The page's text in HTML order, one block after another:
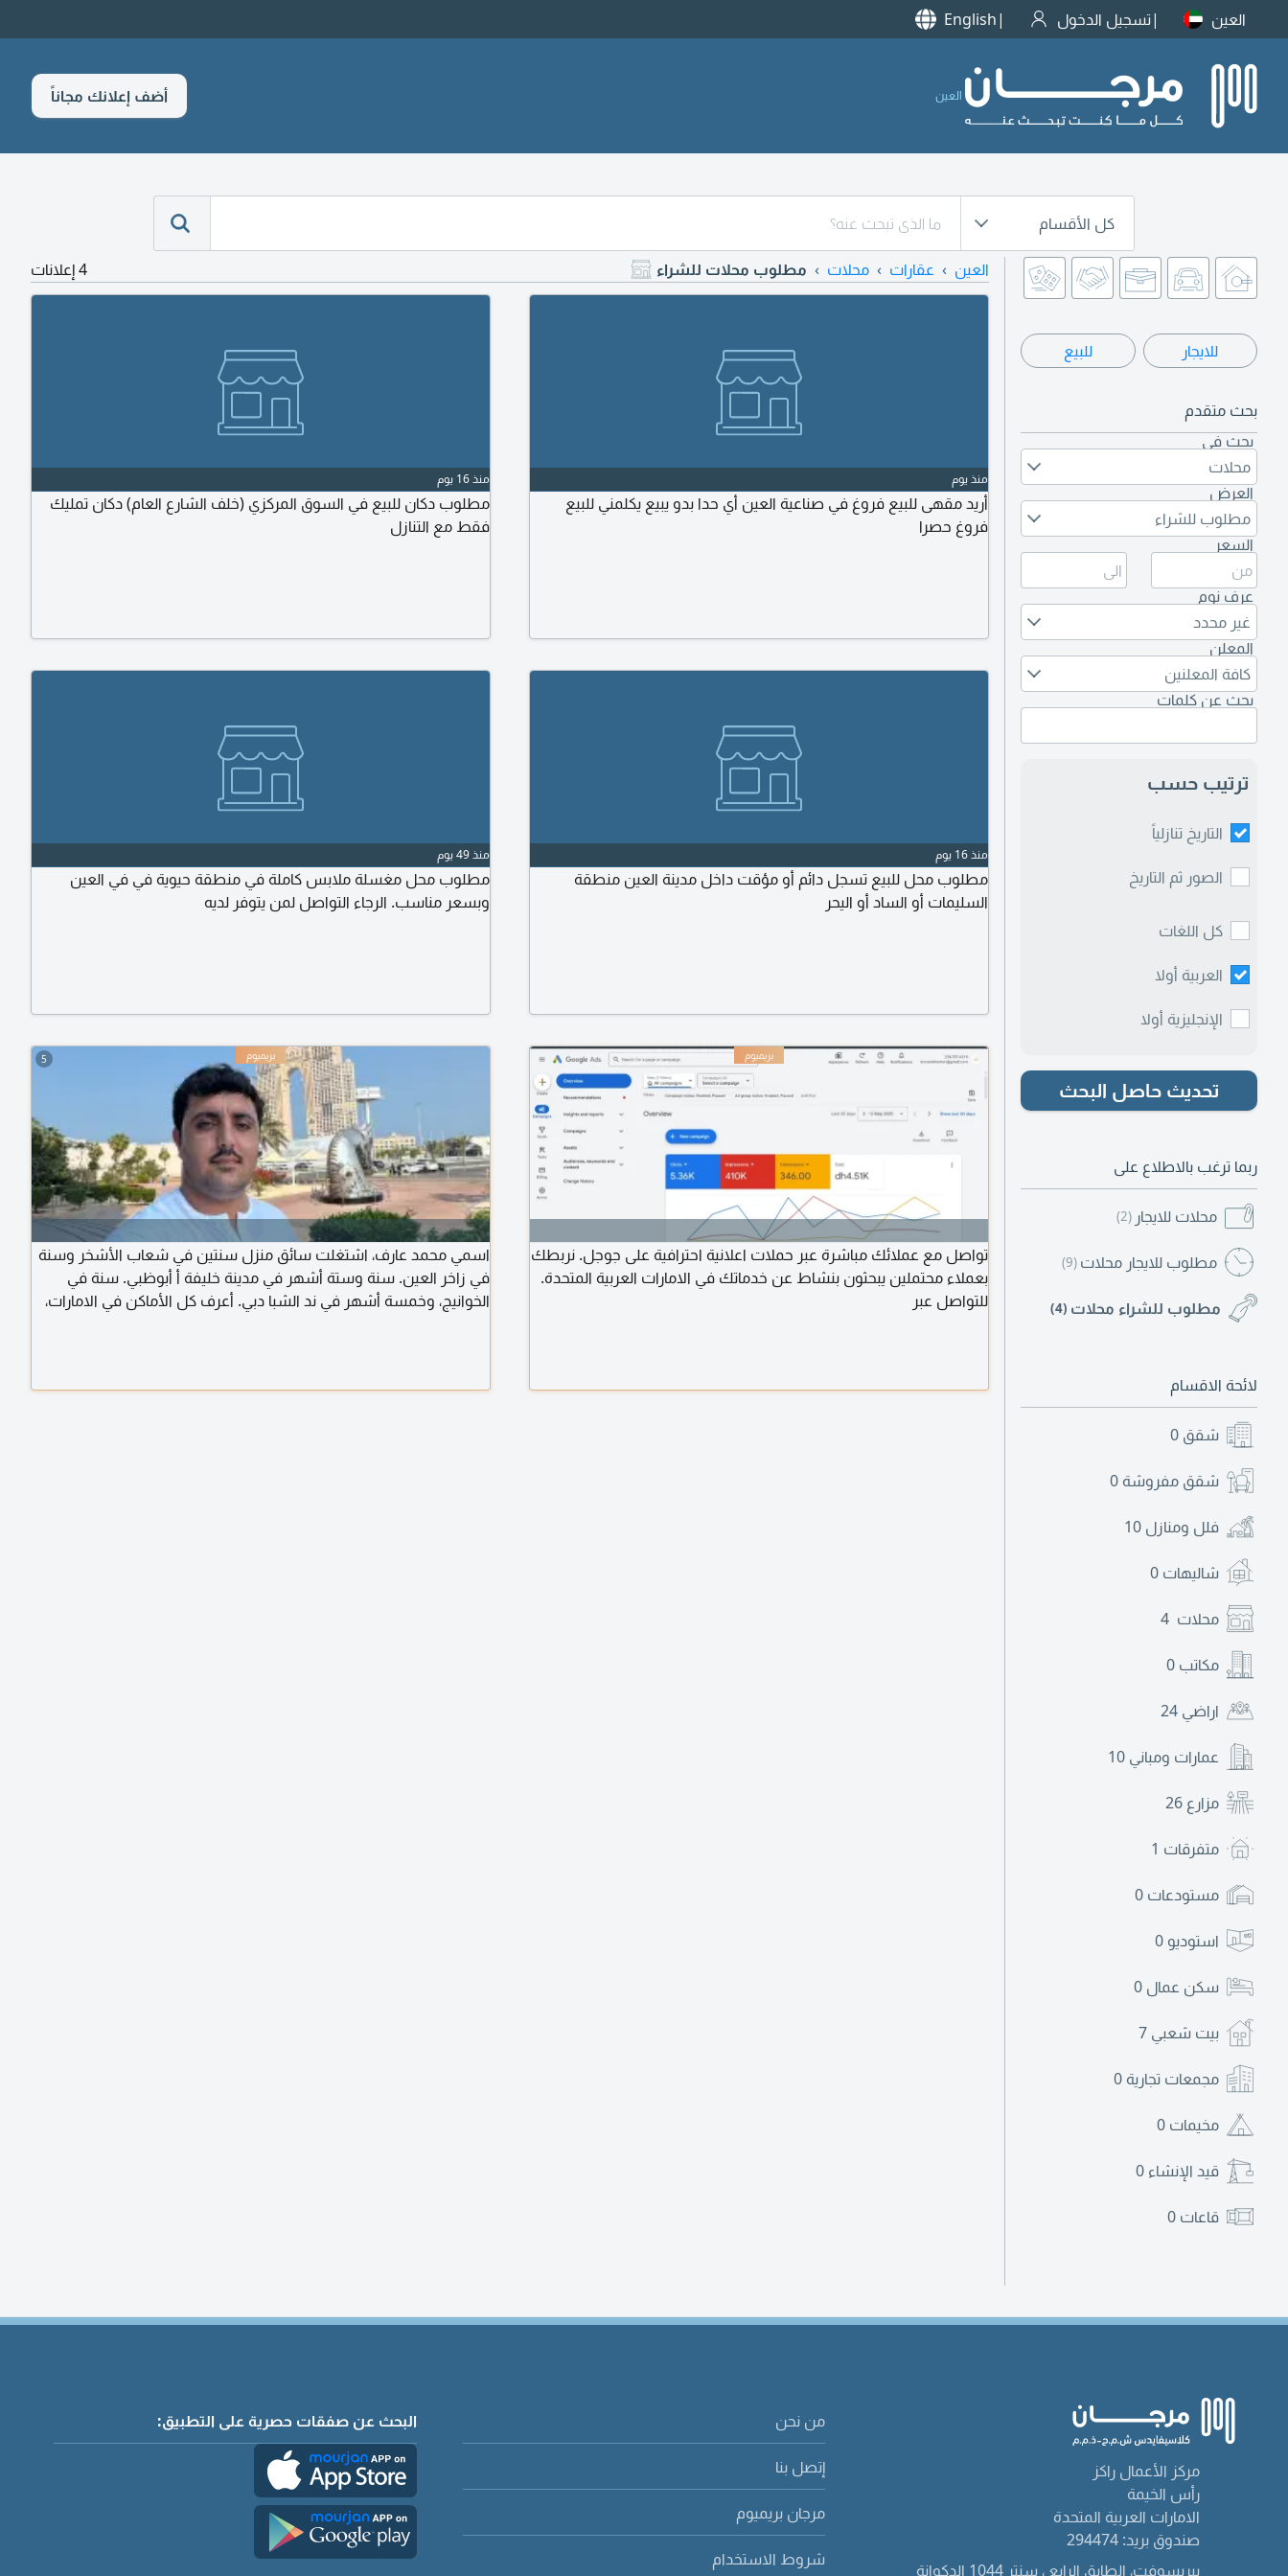
العين تسجيل الدخول English
العين أضف إعلانك مجاناً
كل الأقسام
للايجار للبيع
بحث متقدم
بحث في
محلات
العرض
مطلوب للشراء
السعر
عرف نوم
غير محدد
المعلن
كافة المعلنين
بحث عن كلمات
ترتيب حسب
التاريخ تنازلياً
الصور ثم التاريخ
كل اللغات
العربية أولا
الإنجليزية أولا
تحديث حاصل البحث
ربما ترغب بالاطلاع على
محلات للايجار (2)
مطلوب للايجار محلات (9)
مطلوب للشراء محلات (4)
لائحة الاقسام
شقق 0
شقق مفروشة 0
فلل ومنازل 10
شاليهات 0
محلات 4
مكاتب 0
اراضي 24
عمارات ومباني 10
مزارع 26
متفرقات 1
مستودعات 0
استوديو 0
سكن عمال 0
بيت شعبي 7
مجمعات تجارية 0
مخيمات 0
قيد الإنشاء 0
قاعات 0
العين عقارات محلات مطلوب محلات للشراء 4 إعلانات
منذ يوم
أريد مقهى للبيع فروغ في صناعية العين أي حدا بدو يبيع يكلمني للبيع
فروغ حصرا
منذ 16 يوم
مطلوب دكان للبيع في السوق المركزي (خلف الشارع العام) دكان تمليك
فقط مع التنازل
منذ 16 يوم
مطلوب محل للبيع تسجل دائم أو مؤقت داخل مدينة العين منطقة
السليمات أو الساد أو اليحر
منذ 49 يوم
مطلوب محل مغسلة ملابس كاملة في منطقة حيوية في في العين
وبسعر مناسب. الرجاء التواصل لمن يتوفر لديه
تواصل مع عملائك مباشرة عبر حملات اعلانية احترافية على جوجل. نربطك
بعملاء محتملين يبحثون بنشاط عن خدماتك في الامارات العربية المتحدة.
للتواصل عبر
5
اسمي محمد عارف، اشتغلت سائق منزل سنتين في شعاب الأشخر وسنة
في زاخر العين. سنة وستة أشهر في مدينة خليفة أ أبوظبي. سنة في
الخوانيج، وخمسة أشهر في ند الشبا دبي. أعرف كل الأماكن في الامارات،
والعربية
مركز الأعمال راكز
رأس الخيمة
الامارات العربية المتحدة
صندوق بريد: 294474
بيريسوفت، الطابق الرابع ، سنتر 1044 الدكوانة
من نحن
إتصل بنا
مرجان بريميوم
شروط الاستخدام
البحث عن صفقات حصرية على التطبيق: